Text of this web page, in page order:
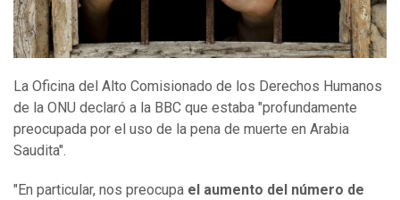
La Oficina del Alto Comisionado de los Derechos Humanos
de la ONU declaró a la BBC que estaba "profundamente
preocupada por el uso de la pena de muerte en Arabia
Saudita".
"En particular, nos preocupa el aumento del número de